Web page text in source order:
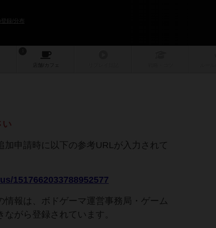
録/分布
店舗/ カフェ
い
申請時に以下の参考URLが入力されて
1517662033788952577
報は、ボドゲーマ運営事務局・ゲーム
がら登録されています。